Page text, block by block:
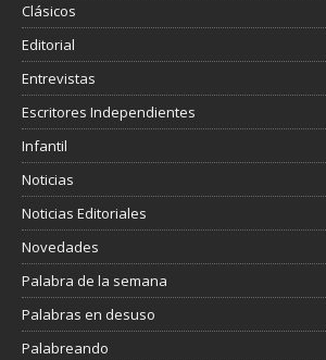
Clásicos
Editorial
Entrevistas
Escritores Independientes
Infantil
Noticias
Noticias Editoriales
Novedades
Palabra de la semana
Palabras en desuso
Palabreando